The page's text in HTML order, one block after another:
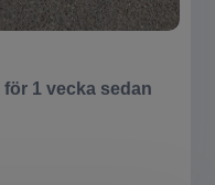
för 1 vecka sedan